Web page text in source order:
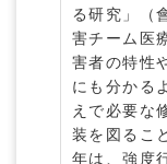
る研究」（
害チーム医
害者の特性
にも分かる
えで必要な
装を図るこ
年は、強度